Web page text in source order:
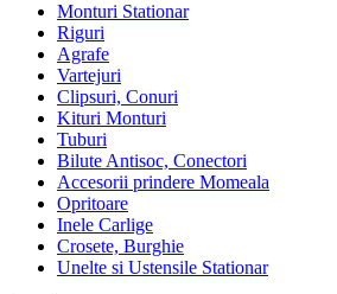
Monturi Stationar
Riguri
Agrafe
Vartejuri
Clipsuri, Conuri
Kituri Monturi
Tuburi
Bilute Antisoc, Conectori
Accesorii prindere Momeala
Opritoare
Inele Carlige
Crosete, Burghie
Unelte si Ustensile Stationar